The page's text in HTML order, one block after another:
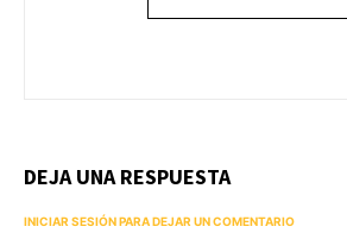
DEJA UNA RESPUESTA
INICIAR SESIÓN PARA DEJAR UN COMENTARIO